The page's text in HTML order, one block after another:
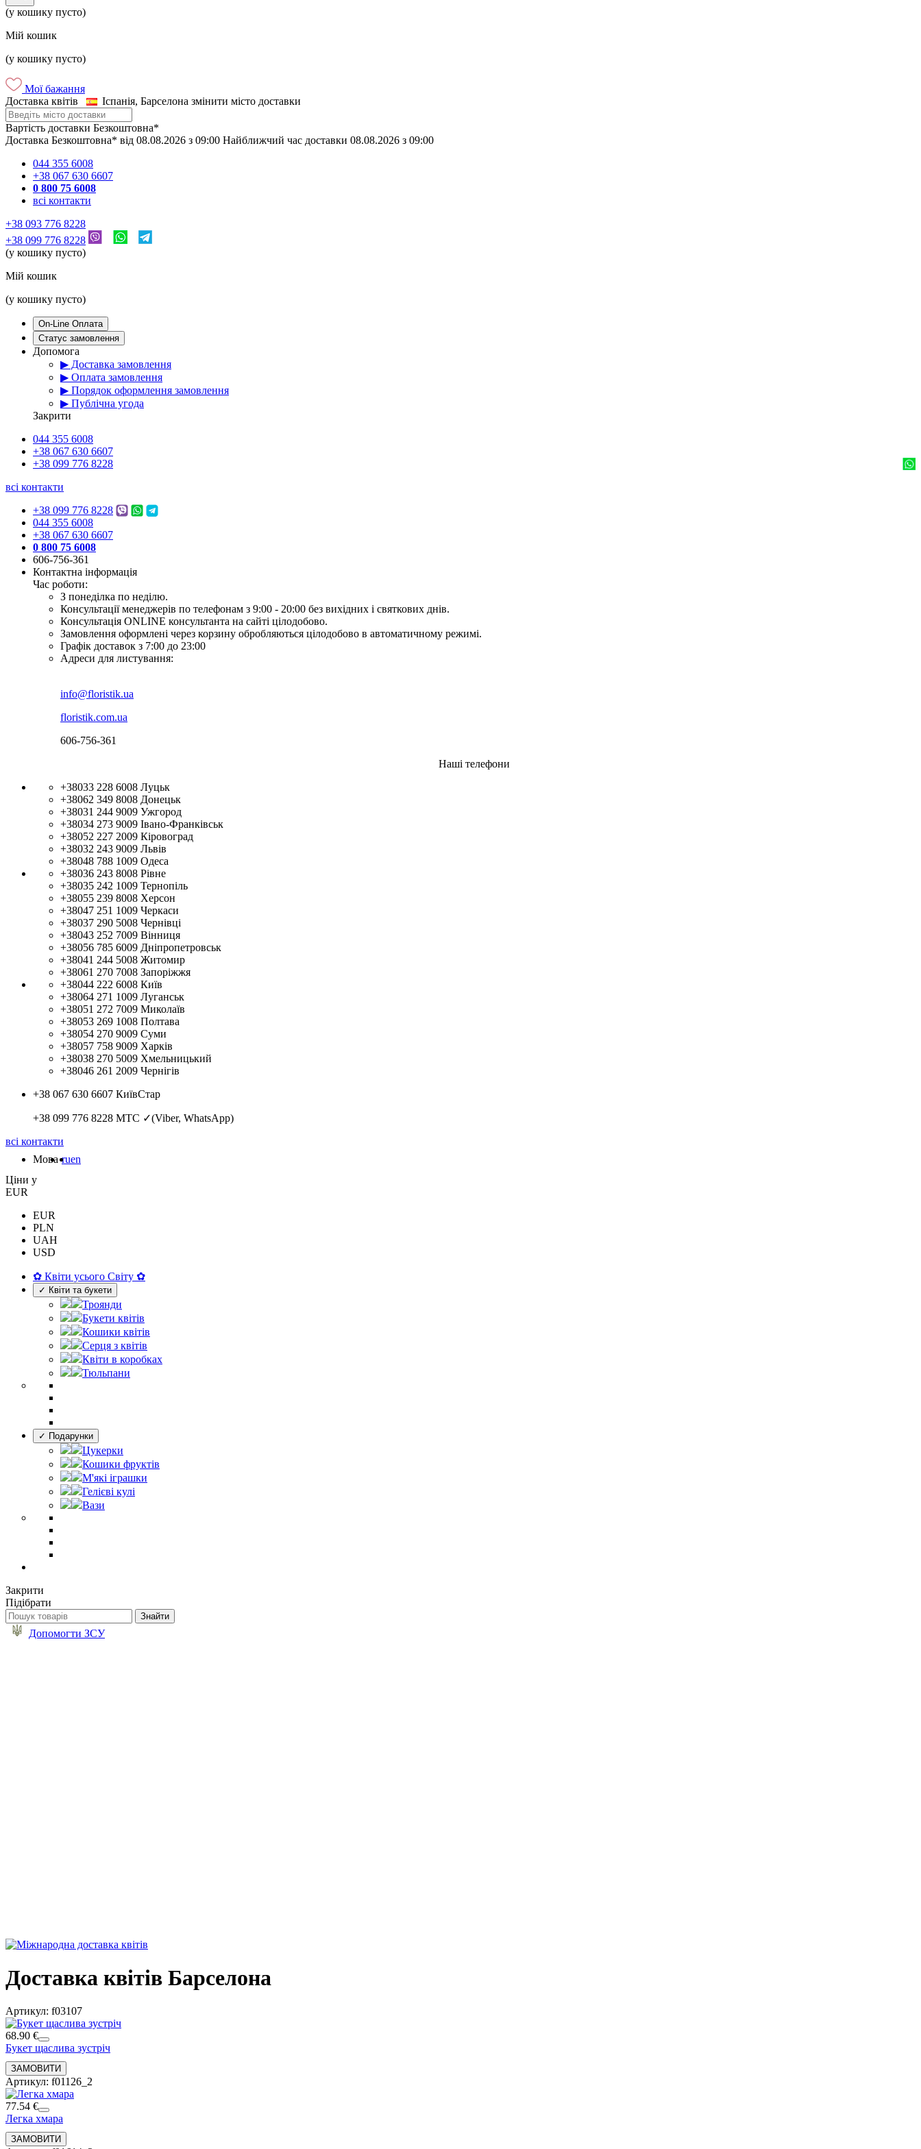
(у кошику пусто)
Мій кошик
(у кошику пусто)
Мої бажання
Доставка квітів
Іспанія, Барселона змінити місто доставки
Вартість доставки Безкоштовна*
Доставка Безкоштовна* від 08.08.2026 з 09:00 Найближчий час доставки 08.08.2026 з 09:00
044 355 6008
+38 067 630 6607
0 800 75 6008
всі контакти
+38 093 776 8228
+38 099 776 8228
(у кошику пусто)
Мій кошик
(у кошику пусто)
On-Line Оплата
Статус замовлення
Допомога
▶ Доставка замовлення
▶ Оплата замовлення
▶ Порядок оформлення замовлення
▶ Публічна угода
Закрити
044 355 6008
+38 067 630 6607
+38 099 776 8228
всі контакти
+38 099 776 8228
044 355 6008
+38 067 630 6607
0 800 75 6008
606-756-361
Контактна інформація
Час роботи:
З понеділка по неділю.
Консультації менеджерів по телефонам з 9:00 - 20:00 без вихідних і святкових днів.
Консультація ONLINE консультанта на сайті цілодобово.
Замовлення оформлені через корзину обробляються цілодобово в автоматичному режимі.
Графік доставок з 7:00 до 23:00
Адреси для листування:
info@floristik.ua
floristik.com.ua
606-756-361
Наші телефони
+38033 228 6008 Луцьк
+38062 349 8008 Донецьк
+38031 244 9009 Ужгород
+38034 273 9009 Івано-Франківськ
+38052 227 2009 Кіровоград
+38032 243 9009 Львів
+38048 788 1009 Одеса
+38036 243 8008 Рівне
+38035 242 1009 Тернопіль
+38055 239 8008 Херсон
+38047 251 1009 Черкаси
+38037 290 5008 Чернівці
+38043 252 7009 Вінниця
+38056 785 6009 Дніпропетровськ
+38041 244 5008 Житомир
+38061 270 7008 Запоріжжя
+38044 222 6008 Київ
+38064 271 1009 Луганськ
+38051 272 7009 Миколаїв
+38053 269 1008 Полтава
+38054 270 9009 Суми
+38057 758 9009 Харків
+38038 270 5009 Хмельницький
+38046 261 2009 Чернігів
+38 067 630 6607 КиївСтар
+38 099 776 8228 МТС ✓(Viber, WhatsApp)
всі контакти
Мова ruen
Цiни у
EUR
EUR
PLN
UAH
USD
✿ Квіти усього Світу ✿
✓ Квіти та букети
Троянди
Букети квітів
Кошики квітів
Серця з квітів
Квіти в коробках
Тюльпани
✓ Подарунки
Цукерки
Кошики фруктів
М'які іграшки
Гелієві кулі
Вази
Закрити
Підібрати
Допомогти ЗСУ
Доставка квітів Барселона
Артикул: f03107
68.90 €
Букет щаслива зустріч
Артикул: f01126_2
77.54 €
Легка хмара